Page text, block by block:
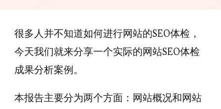
很多人并不知道如何进行网站的SEO体检，
今天我们就来分享一个实际的网站SEO体检
成果分析案例。
本报告主要分为两个方面：网站概况和网站